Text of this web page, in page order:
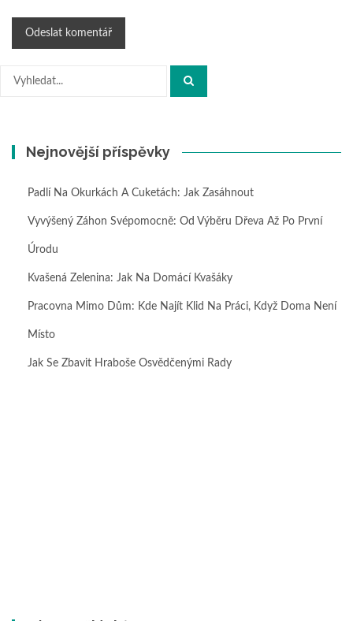
Hledat:
Nejnovější příspěvky
Padlí Na Okurkách A Cuketách: Jak Zasáhnout
Vyvýšený Záhon Svépomocně: Od Výběru Dřeva Až Po První
Úrodu
Kvašená Zelenina: Jak Na Domácí Kvašáky
Pracovna Mimo Dům: Kde Najít Klid Na Práci, Když Doma Není
Místo
Jak Se Zbavit Hraboše Osvědčenými Rady